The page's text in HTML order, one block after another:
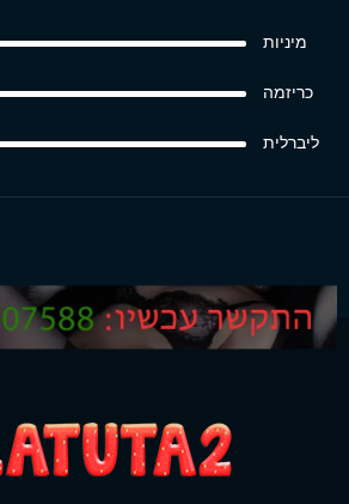
מיניות
כריזמה
ליברלית